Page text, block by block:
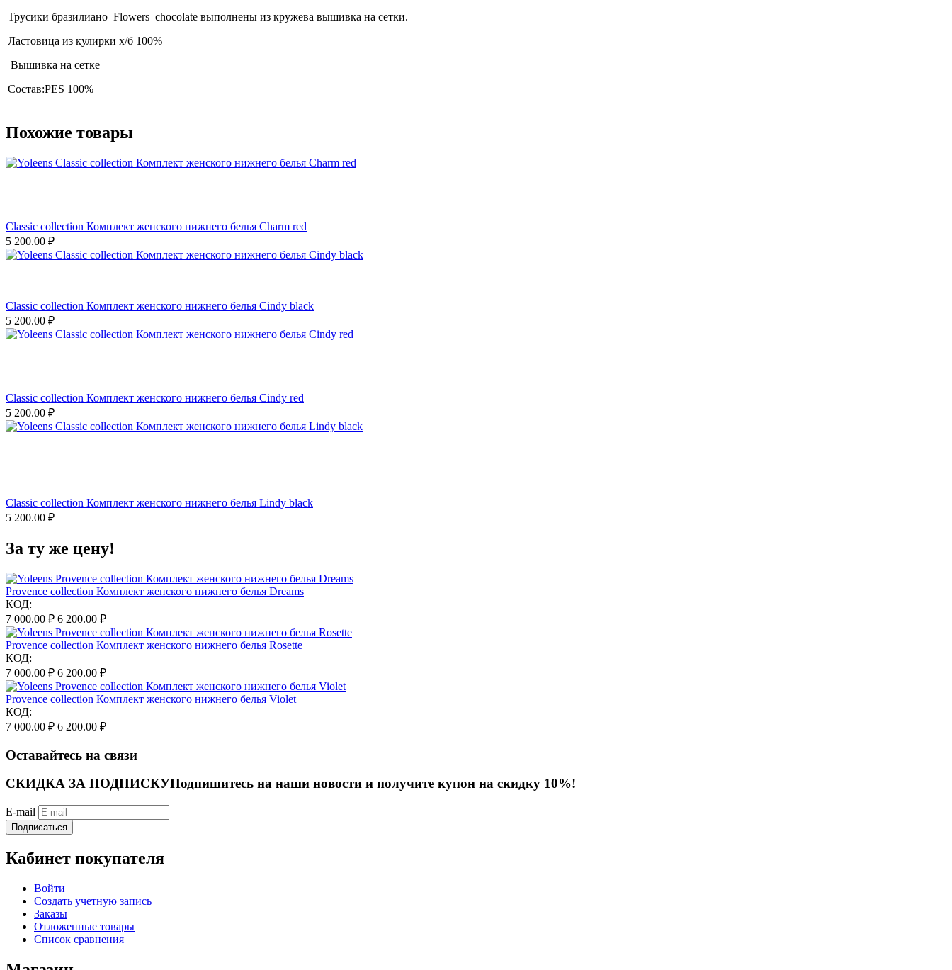
Трусики бразилиано Flowers chocolate выполнены из кружева вышивка на сетки.
Ластовица из кулирки х/б 100%
Вышивка на сетке
Состав:PES 100%
Похожие товары
Classic collection Комплект женского нижнего белья Charm red
5 200.00 ₽
Classic collection Комплект женского нижнего белья Cindy black
5 200.00 ₽
Classic collection Комплект женского нижнего белья Cindy red
5 200.00 ₽
Classic collection Комплект женского нижнего белья Lindy black
5 200.00 ₽
За ту же цену!
Provence collection Комплект женского нижнего белья Dreams
КОД:
7 000.00 ₽ 6 200.00 ₽
Provence collection Комплект женского нижнего белья Rosette
КОД:
7 000.00 ₽ 6 200.00 ₽
Provence collection Комплект женского нижнего белья Violet
КОД:
7 000.00 ₽ 6 200.00 ₽
Оставайтесь на связи
СКИДКА ЗА ПОДПИСКУПодпишитесь на наши новости и получите купон на скидку 10%!
E-mail
Подписаться
Кабинет покупателя
Войти
Создать учетную запись
Заказы
Отложенные товары
Список сравнения